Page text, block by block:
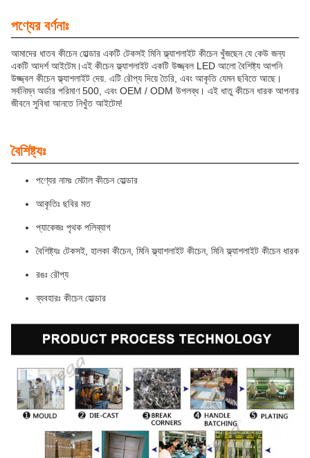
পণ্যের বর্ণনাঃ
আমাদের ধাতব কীচেন হোল্ডার একটি টেকসই মিনি ফ্ল্যাশলাইট কীচেন খুঁজছেন যে কেউ জন্য
একটি আদর্শ আইটেম।এই কীচেন ফ্ল্যাশলাইট একটি উজ্জ্বল LED আলো বৈশিষ্ট্য আপনি
উজ্জ্বল কীচেন ফ্ল্যাশলাইট দেয়. এটি রৌপ্য দিয়ে তৈরি, এবং আকৃতি যেমন ছবিতে আছে।
সর্বনিম্ন অর্ডার পরিমাণ 500, এবং OEM / ODM উপলব্ধ। এই ধাতু কীচেন ধারক আপনার
জীবনে সুবিধা আনতে নিখুঁত আইটেম!
বৈশিষ্ট্যঃ
পণ্যের নামঃ মেটাল কীচেন হোল্ডার
আকৃতিঃ ছবির মত
প্যাকেজঃ পৃথক পলিব্যাগ
বৈশিষ্ট্যঃ টেকসই, হালকা কীচেন, মিনি ফ্ল্যাশলাইট কীচেন, মিনি ফ্ল্যাশলাইট কীচেন ধারক
রঙঃ রৌপ্য
ব্যবহারঃ কীচেন হোল্ডার